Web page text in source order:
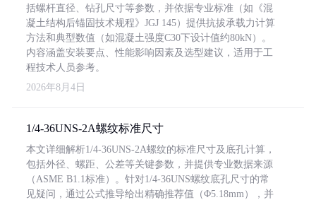
括螺杆直径、钻孔尺寸等参数，并依据专业标准（如《混
凝土结构后锚固技术规程》JGJ 145）提供抗拔承载力计算
方法和典型数值（如混凝土强度C30下设计值约80kN）。
内容涵盖安装要点、性能影响因素及选型建议，适用于工
程技术人员参考。
2026年8月4日
1/4-36UNS-2A螺纹标准尺寸
本文详细解析1/4-36UNS-2A螺纹的标准尺寸及底孔计算，
包括外径、螺距、公差等关键参数，并提供专业数据来源
（ASME B1.1标准）。针对1/4-36UNS螺纹底孔尺寸的常
见疑问，通过公式推导给出精确推荐值（Φ5.18mm），并